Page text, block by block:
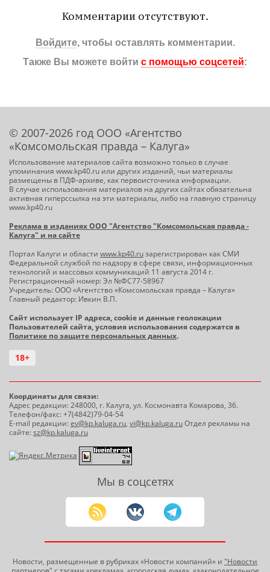
Комментарии отсутствуют.
Войдите, чтобы оставлять комментарии.
Также Вы можете войти с помощью соцсетей:
© 2007-2026 год ООО «Агентство
«Комсомольская правда – Калуга»
Использование материалов сайта возможно только в случае
упоминания www.kp40.ru или других изданий, чьи материалы
размещены в ПДФ-архиве, как первоисточника информации.
В случае использования материалов на других сайтах обязательна
активная гиперссылка на эти материалы, либо на главную страницу
www.kp40.ru
Реклама в изданиях ООО "Агентство "Комсомольская правда -
Калуга" и на сайте
Портал Калуги и области www.kp40.ruзарегистрирован как СМИ
Федеральной службой по надзору в сфере связи, информационных
технологий и массовых коммуникаций 11 августа 2014 г.
Регистрационный номер: Эл №ФС77-58967
Учредитель: ООО «Агентство «Комсомольская правда – Калуга»
Главный редактор: Ивкин В.П.
Сайт использует IP адреса, cookie и данные геолокации
Пользователей сайта, условия использования содержатся в
Политике по защите персональных данных.
18+
Координаты для связи:
Адрес редакции: 248000, г. Калуга, ул. Космонавта Комарова, 36.
Телефон/факс: +7(4842)79-04-54
E-mail редакции:ev@kp.kaluga.ru, vi@kp.kaluga.ruОтдел рекламы на
сайте:sz@kp.kaluga.ru
Мы в соцсетях
Новости, размещенные в рубриках «Новости компаний» и "Новости